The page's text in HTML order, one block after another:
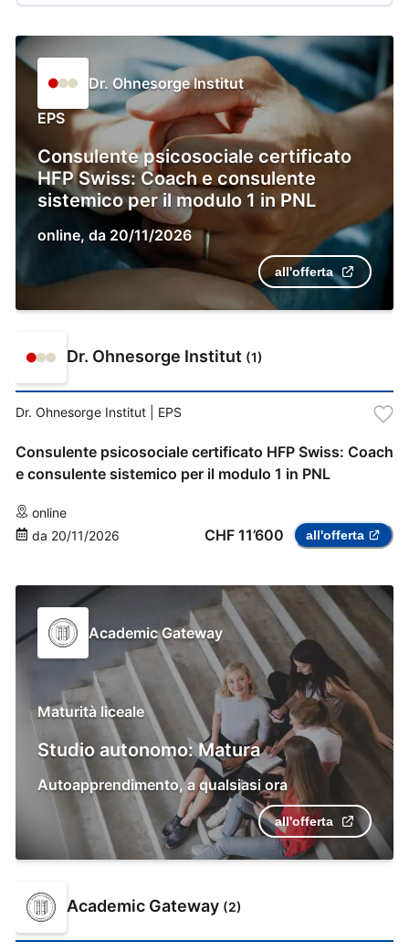
Dr. Ohnesorge Institut
EPS
Consulente psicosociale certificato
HFP Swiss: Coach e consulente
sistemico per il modulo 1 in PNL
online, da 20/11/2026
all'offerta
Dr. Ohnesorge Institut (1)
Dr. Ohnesorge Institut | EPS
Consulente psicosociale certificato HFP Swiss: Coach
e consulente sistemico per il modulo 1 in PNL
online
da 20/11/2026 CHF 11’600 all'offerta
Academic Gateway
Maturità liceale
Studio autonomo: Matura
Autoapprendimento,a qualsiasi ora
all'offerta
Academic Gateway (2)